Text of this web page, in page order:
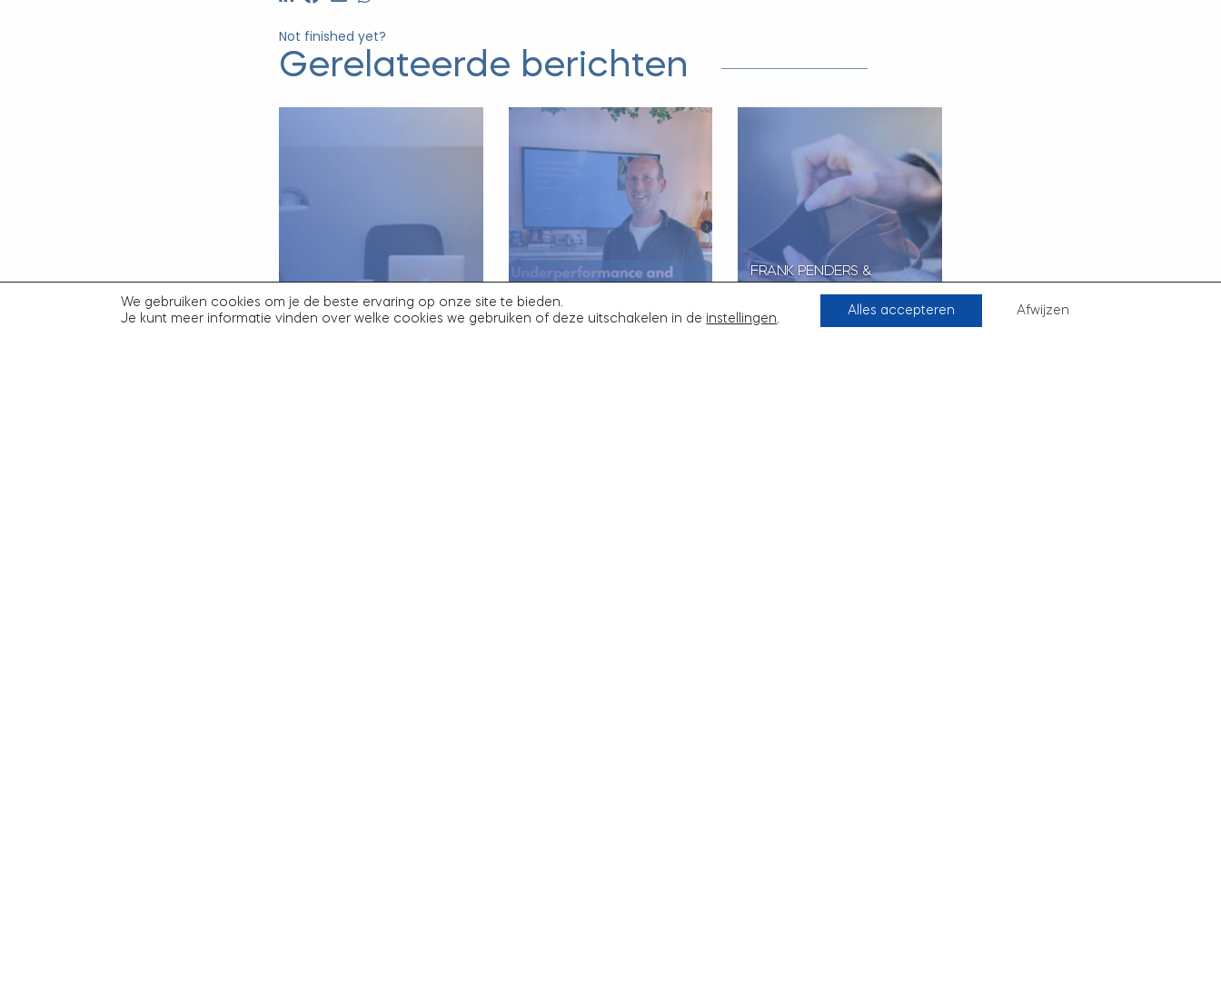
kunt u per tijdvak besluiten om al dan niet een aanvraag in te
dienen.
noodzakelijk is, maar dat deze steun zich niet oneindig zal blijven
eigen verantwoordelijkheid terug en dienen zich aan te passen aan
de nieuwe economische situatie. De steun zal de komende periode
worden afgebouwd wat de nodige vragen en onzekerheden met
Uiteraard kunt u met al uw juridische vragen bij ons
advocatenterecht.
Not finished yet?
Gerelateerde berichten
SCHIJNZELFSTANDIGHEID
IN DE 7PEOPLE PODCAST
MEET-UP MET FRANK
PENDERS
FRANK PENDERS &
BOOS (BNNVARA):
SALDODIPJE
We gebruiken cookies om je de beste ervaring op onze site te bieden.
Je kunt meer informatie vinden over welke cookies we gebruiken of deze uitschakelen in de instellingen.
Alles accepteren Afwijzen